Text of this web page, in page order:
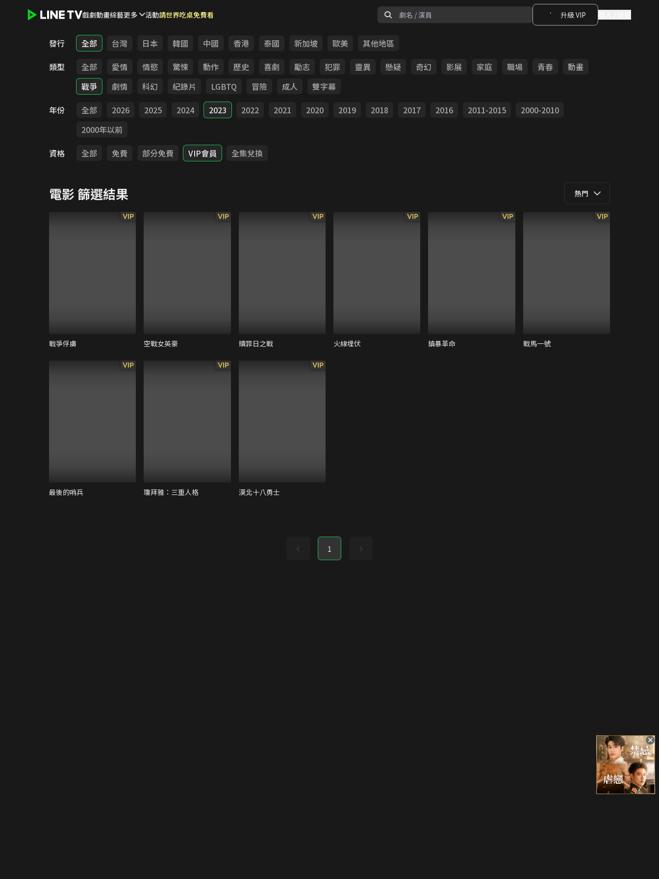
戲劇動畫綜藝更多 活動請世界吃桌免費看 升級 VIP
發行 全部 台灣 日本 韓國 中國 香港 泰國 新加坡 歐美
其他地區
類型
全部 愛情 情慾 驚悚 動作 歷史 喜劇 勵志 犯罪 靈異 懸疑 奇幻 影展 家庭 職場 青春
動畫
戰爭
劇情 科幻 紀錄片 LGBTQ 冒險 成人
雙字幕
年份
全部 2026 2025 2024 2023 2022 2021 2020 2019 2018 2017 2016 2011-2015
2000-2010
2000年以前
資格
全部 免費 部分免費 VIP會員 全集兌換
電影 篩選結果 熱門
VIP
戰爭俘虜
VIP
空戰女英豪
VIP
贖罪日之戰
VIP
火線埋伏
VIP
鎮暴革命
VIP
戰馬一號
VIP
最後的哨兵
VIP
瓊拜雅：三重人格
VIP
漠北十八勇士
1